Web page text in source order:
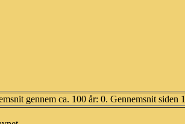
gennem ca. 100 år: 0. Gennemsnit siden